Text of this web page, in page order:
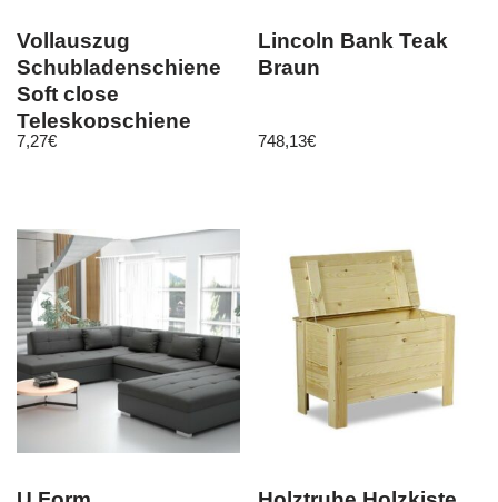
Vollauszug
Schubladenschiene
Soft close
Teleskopschiene
Führungsschienen
7,27€
Lincoln Bank Teak
Braun
748,13€